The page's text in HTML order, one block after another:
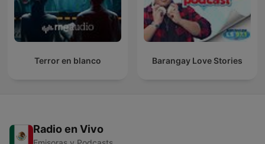
Terror en blanco Barangay Love Stories
Radio en Vivo